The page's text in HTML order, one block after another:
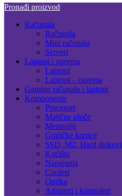
Pronađi proizvod
Računala
Računala
Mini računala
Serveri
Laptopi i oprema
Laptopi
Laptopi – oprema
Gaming računala i laptopi
Komponente
Procesori
Matične ploče
Memorije
Grafičke kartice
SSD, M2, Hard diskovi
Kućišta
Napajanja
Cooleri
Optika
Adapteri i kontroleri